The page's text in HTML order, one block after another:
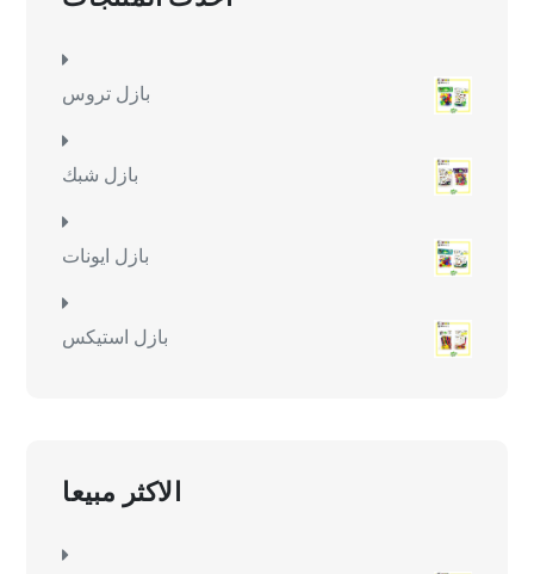
بازل تروس
بازل شبك
بازل ايونات
بازل استيكس
الاكثر مبيعا